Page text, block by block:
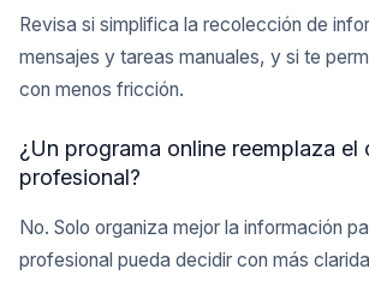
Revisa si simplifica la recolección de
mensajes y tareas manuales, y si te
con menos fricción.
¿Un programa online reemplaza el
profesional?
No. Solo organiza mejor la información
profesional pueda decidir con más